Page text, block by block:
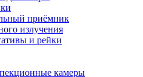
приёмник
излучения
и рейки